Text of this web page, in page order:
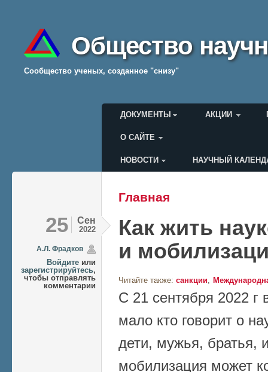
Общество
Cообщество ученых, созданное "снизу"
Главное меню
ДОКУМЕНТЫ АКЦИИ
О САЙТЕ
Меню пользователя
НОВОСТИ НАУЧНЫЙ
Вы здесь
Главная
25 Сен
2022
А.Л. Фрадков
Войдите или
зарегистрируйтесь,
чтобы отправлять
комментарии
Как жить
и
Читайте также: санкции
С 21 сентября 2022 г
мало кто говорит о
дети, мужья, братья,
мобилизация может